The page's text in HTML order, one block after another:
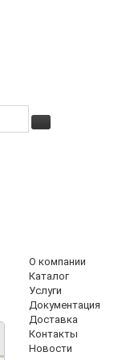
О компании
Каталог
Услуги
Документация
Доставка
Контакты
Новости